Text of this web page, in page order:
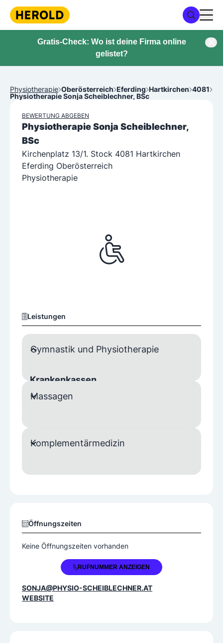
Gratis-Check: Wo ist deine Firma online
gelistet?
Physiotherapie Oberösterreich Eferding Hartkirchen 4081
Physiotherapie Sonja Scheiblechner, BSc
BEWERTUNG ABGEBEN
Physiotherapie Sonja Scheiblechner,
BSc
Kirchenplatz 13/1. Stock 4081 Hartkirchen
Eferding Oberösterreich
Physiotherapie
Leistungen
Gymnastik und Physiotherapie
Krankenkassen
BVAEB
Massagen
Komplementärmedizin
Öffnungszeiten
Keine Öffnungszeiten vorhanden
+43 660 3517979RUFNUMMER ANZEIGEN
SONJA@PHYSIO-SCHEIBLECHNER.AT
WEBSITE